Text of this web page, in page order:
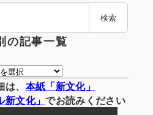
検索
の記事一覧
、 本紙「新文化」
新文化」でお読みください